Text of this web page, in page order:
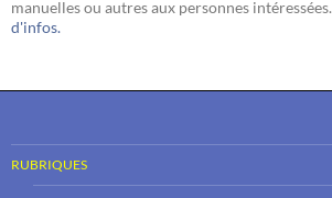
manuelles ou autres aux personnes intéressées.
d'infos.
RUBRIQUES